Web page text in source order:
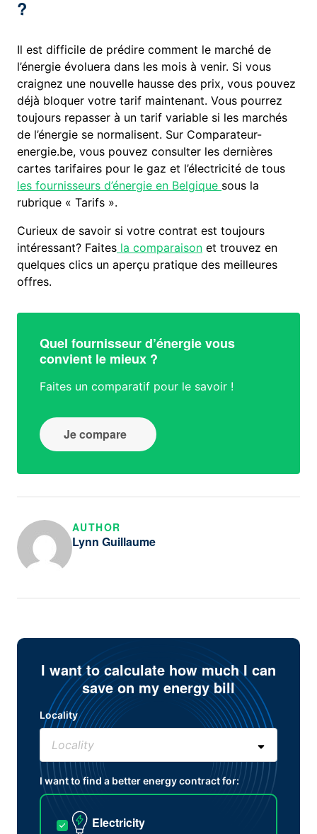
?
Il est difficile de prédire comment le marché de
l’énergie évoluera dans les mois à venir. Si vous
craignez une nouvelle hausse des prix, vous pouvez
déjà bloquer votre tarif maintenant. Vous pourrez
toujours repasser à un tarif variable si les marchés
de l’énergie se normalisent. Sur Comparateur-
energie.be, vous pouvez consulter les dernières
cartes tarifaires pour le gaz et l’électricité de tous
les fournisseurs d’énergie en Belgique sous la
rubrique « Tarifs ».
Curieux de savoir si votre contrat est toujours
intéressant? Faites la comparaison et trouvez en
quelques clics un aperçu pratique des meilleures
offres.
Quel fournisseur d’énergie vous
convient le mieux ?
Faites un comparatif pour le savoir !
Je compare
AUTHOR
Lynn Guillaume
I want to calculate how much I can
save on my energy bill
Locality
I want to find a better energy contract for:
Electricity